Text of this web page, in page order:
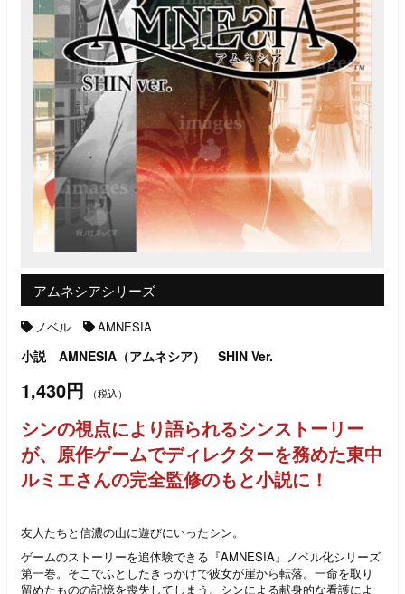
アムネシアシリーズ
ノベル AMNESIA
小説 AMNESIA（アムネシア） SHIN Ver.
1,430円 （税込）
シンの視点により語られるシンストーリー
が、原作ゲームでディレクターを務めた東中
ルミエさんの完全監修のもと小説に！
友人たちと信濃の山に遊びにいったシン。
ゲームのストーリーを追体験できる『AMNESIA』ノベル化シリーズ
第一巻。そこでふとしたきっかけで彼女が崖から転落。一命を取り
留めたものの記憶を喪失してしまう。シンによる献身的な看護によ